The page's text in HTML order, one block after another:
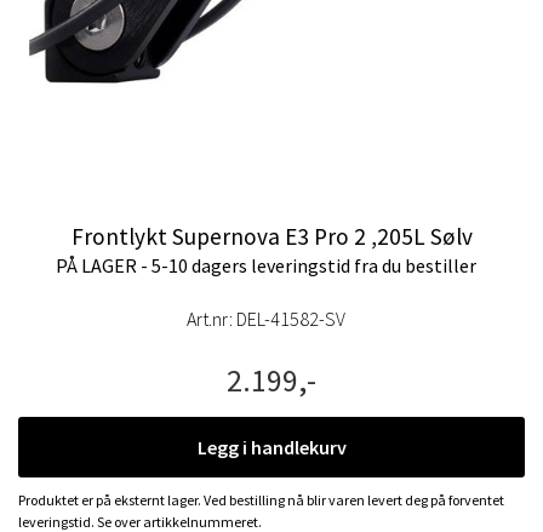
Frontlykt Supernova E3 Pro 2 ,205L Sølv
PÅ LAGER - 5-10 dagers leveringstid fra du bestiller
Art.nr: DEL-41582-SV
2.199,-
Legg i handlekurv
Produktet er på eksternt lager. Ved bestilling nå blir varen levert deg på forventet
leveringstid. Se over artikkelnummeret.